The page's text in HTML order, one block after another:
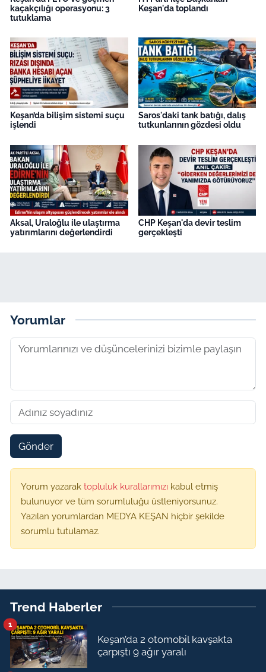
kaçakçılığı operasyonu: 3
tutuklama
Keşan'da toplandı
Keşan’da bilişim sistemi suçu
işlendi
Saros'daki tank batığı, dalış
tutkunlarının gözdesi oldu
Aksal, Uraloğlu ile ulaştırma
yatırımlarını değerlendirdi
CHP Keşan'da devir teslim
gerçekleşti
Yorumlar
Gönder
Yorum yazarak topluluk kurallarımızı kabul etmiş
bulunuyor ve tüm sorumluluğu üstleniyorsunuz.
Yazılan yorumlardan MEDYA KEŞAN hiçbir şekilde
sorumlu tutulamaz.
Trend Haberler
Keşan’da 2 otomobil kavşakta
çarpıştı 9 ağır yaralı
1